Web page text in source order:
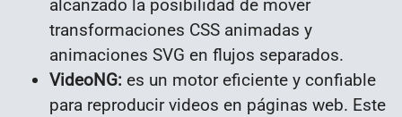
alcanzado la posibilidad de mover
transformaciones CSS animadas y
animaciones SVG en flujos separados.
VideoNG: es un motor eficiente y confiable
para reproducir videos en páginas web. Este